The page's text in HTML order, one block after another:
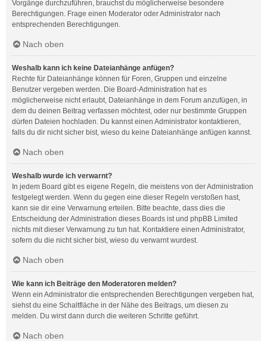
Vorgänge durchzuführen, brauchst du möglicherweise besondere
Berechtigungen. Frage einen Moderator oder Administrator nach
entsprechenden Berechtigungen.
Nach oben
Weshalb kann ich keine Dateianhänge anfügen?
Rechte für Dateianhänge können für Foren, Gruppen und einzelne
Benutzer vergeben werden. Die Board-Administration hat es
möglicherweise nicht erlaubt, Dateianhänge in dem Forum anzufügen, in
dem du deinen Beitrag verfassen möchtest, oder nur bestimmte Gruppen
dürfen Dateien hochladen. Du kannst einen Administrator kontaktieren,
falls du dir nicht sicher bist, wieso du keine Dateianhänge anfügen kannst.
Nach oben
Weshalb wurde ich verwarnt?
In jedem Board gibt es eigene Regeln, die meistens von der Administration
festgelegt werden. Wenn du gegen eine dieser Regeln verstoßen hast,
kann sie dir eine Verwarnung erteilen. Bitte beachte, dass dies die
Entscheidung der Administration dieses Boards ist und phpBB Limited
nichts mit dieser Verwarnung zu tun hat. Kontaktiere einen Administrator,
sofern du die nicht sicher bist, wieso du verwarnt wurdest.
Nach oben
Wie kann ich Beiträge den Moderatoren melden?
Wenn ein Administrator die entsprechenden Berechtigungen vergeben hat,
siehst du eine Schaltfläche in der Nähe des Beitrags, um diesen zu
melden. Du wirst dann durch die weiteren Schritte geführt.
Nach oben